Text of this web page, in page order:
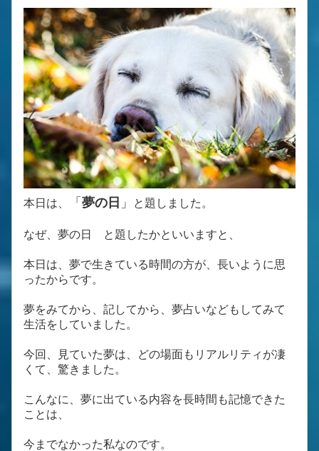
本日は、 「 夢の日 」 と題しました。
なぜ、夢の日 と題したかといいますと、
本日は、夢で生きている時間の方が、長いように思
ったからです。
夢をみてから、記してから、夢占いなどもしてみて
生活をしていました。
今回、見ていた夢は、どの場面もリアルリティが凄
くて、驚きました。
こんなに、夢に出ている内容を長時間も記憶できた
ことは、
今までなかった私なのです。